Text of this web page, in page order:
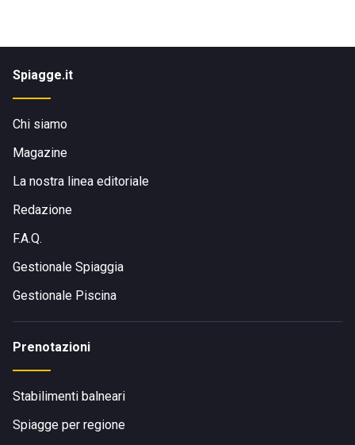
Spiagge.it
Chi siamo
Magazine
La nostra linea editoriale
Redazione
F.A.Q.
Gestionale Spiaggia
Gestionale Piscina
Prenotazioni
Stabilimenti balneari
Spiagge per regione